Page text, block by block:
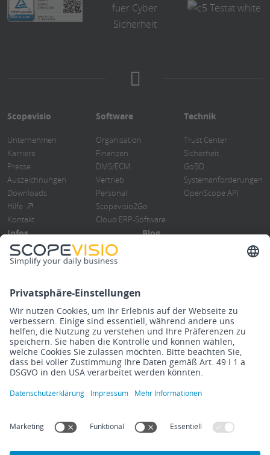
Scopevisio
Unternehmen
Karriere
Presse
Auszeichnungen
Downloads
Hilfe
Kontakt
Software
Organisation
Finanzen
DMS/ECM
Vertrieb
Personal
Scopevisio2Go
Cloud ERP-Software
Technik
Trust Center
Sicherheit
GoBD
Systemanforderungen
OpenScope API
Infos
Blog
Steuerberater
Know How
Release Notes
Blog
DMS/Rebu
Finanzbuchhaltung
ImpressumDatenschutzerklärungRechtlichesCookies